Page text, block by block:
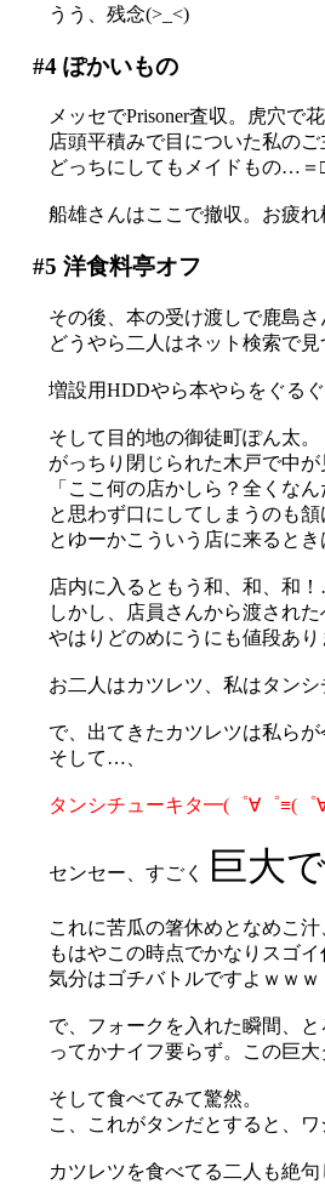
うう、残念(>_<)
#4ぽかいもの
メッセでPrisoner査収。虎穴で
店頭平積みで目についた私の
どっちにしてもメイドもの…＝
船雄さんはここで撤収。お疲れ
#5 洋食料亭オフ
その後、本の受け渡しで鹿島さ
どうやら二人はネット検索で
増設用HDDやら本やらをぐる
そして目的地の御徒町ぽん太。
がっちり閉じられた木戸で中
「ここ何の店かしら？全くな
と思わず口にしてしまうのも
とゆーかこういう店に来ると
店内に入るともう和、和、和
しかし、店員さんから渡され
やはりどのめにうにも値段あ
お二人はカツレツ、私はタンシ
で、出てきたカツレツは私ら
そして…、
タンシチューキタ━(゜∀゜≡(
センセー、すごく 巨大
これに苦瓜の箸休めとなめこ汁
もはやこの時点でかなりスゴ
気分はゴチバトルですよｗｗｗ
で、フォークを入れた瞬間、
ってかナイフ要らず。この巨
そして食べてみて驚然。
こ、これがタンだとすると、
カツレツを食べてる二人も絶